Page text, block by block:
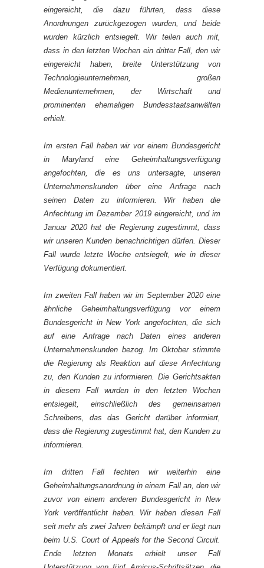
eingereicht, die dazu führten, dass diese
Anordnungen zurückgezogen wurden, und beide
wurden kürzlich entsiegelt. Wir teilen auch mit,
dass in den letzten Wochen ein dritter Fall, den wir
eingereicht haben, breite Unterstützung von
Technologieunternehmen, großen
Medienunternehmen, der Wirtschaft und
prominenten ehemaligen Bundesstaatsanwälten
erhielt.
Im ersten Fall haben wir vor einem Bundesgericht
in Maryland eine Geheimhaltungsverfügung
angefochten, die es uns untersagte, unseren
Unternehmenskunden über eine Anfrage nach
seinen Daten zu informieren. Wir haben die
Anfechtung im Dezember 2019 eingereicht, und im
Januar 2020 hat die Regierung zugestimmt, dass
wir unseren Kunden benachrichtigen dürfen. Dieser
Fall wurde letzte Woche entsiegelt, wie in dieser
Verfügung dokumentiert.
Im zweiten Fall haben wir im September 2020 eine
ähnliche Geheimhaltungsverfügung vor einem
Bundesgericht in New York angefochten, die sich
auf eine Anfrage nach Daten eines anderen
Unternehmenskunden bezog. Im Oktober stimmte
die Regierung als Reaktion auf diese Anfechtung
zu, den Kunden zu informieren. Die Gerichtsakten
in diesem Fall wurden in den letzten Wochen
entsiegelt, einschließlich des gemeinsamen
Schreibens, das das Gericht darüber informiert,
dass die Regierung zugestimmt hat, den Kunden zu
informieren.
Im dritten Fall fechten wir weiterhin eine
Geheimhaltungsanordnung in einem Fall an, den wir
zuvor von einem anderen Bundesgericht in New
York veröffentlicht haben. Wir haben diesen Fall
seit mehr als zwei Jahren bekämpft und er liegt nun
beim U.S. Court of Appeals for the Second Circuit.
Ende letzten Monats erhielt unser Fall